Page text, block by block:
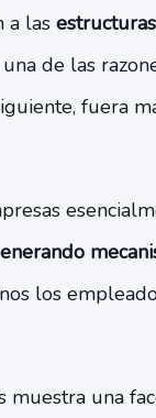
a las
de las
fuera
los
muestra una